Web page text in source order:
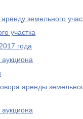
земельного
участка
года
аренды